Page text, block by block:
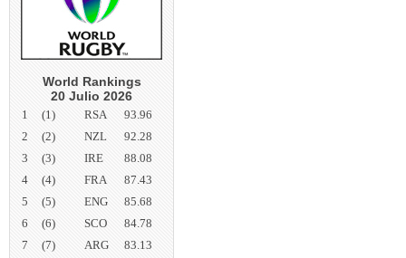
World Rankings
20 Julio 2026
1 (1) RSA
93.96
2
(2) NZL
92.28
3
(3) IRE
88.08
4
(4) FRA
87.43
5
(5) ENG
85.68
6
(6) SCO
84.78
7
(7) ARG
83.13